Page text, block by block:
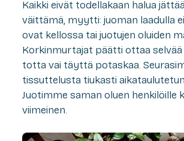
Kaikki eivät todellakaan halua
väittämä, myytti: juoman laadulla
ovat kellossa tai juotujen oluiden
Korkinmurtajat päätti ottaa
totta vai täyttä potaskaa.
tissuttelusta tiukasti
Juotimme saman oluen henkilöille
viimeinen.